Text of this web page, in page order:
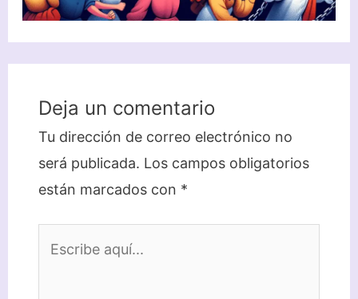
Deja un comentario
Tu dirección de correo electrónico no
será publicada. Los campos obligatorios
están marcados con *